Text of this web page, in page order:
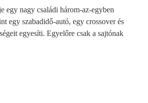
egy nagy családi három-az-egyben
egy szabadidő-autó, egy crossover és
egyesíti. Egyelőre csak a sajtónak